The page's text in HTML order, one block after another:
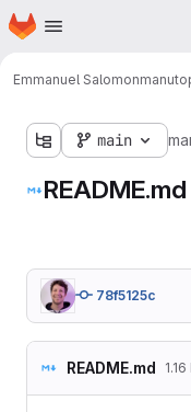
Skip to main content
Homepage
Emmanuel Salomon
main
README.md
78f5125c
README.md